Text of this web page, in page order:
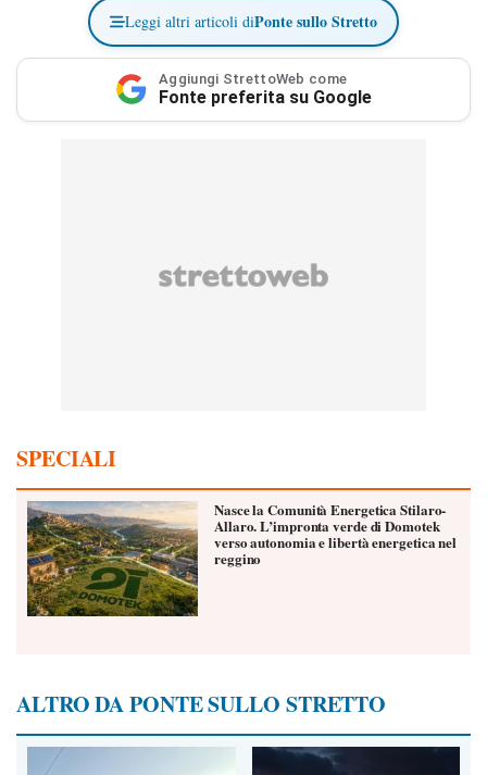
Leggi altri articoli diPonte sullo Stretto
Aggiungi StrettoWeb come
Fonte preferita su Google
SPECIALI
Nasce la Comunità Energetica Stilaro-
Allaro. L’impronta verde di Domotek
verso autonomia e libertà energetica nel
reggino
ALTRO DA PONTE SULLO STRETTO